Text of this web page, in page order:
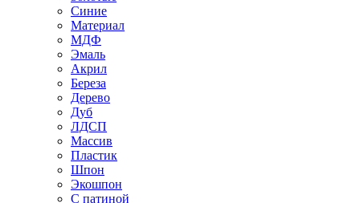
Синие
Материал
МДФ
Эмаль
Акрил
Береза
Дерево
Дуб
ЛДСП
Массив
Пластик
Шпон
Экошпон
С патиной